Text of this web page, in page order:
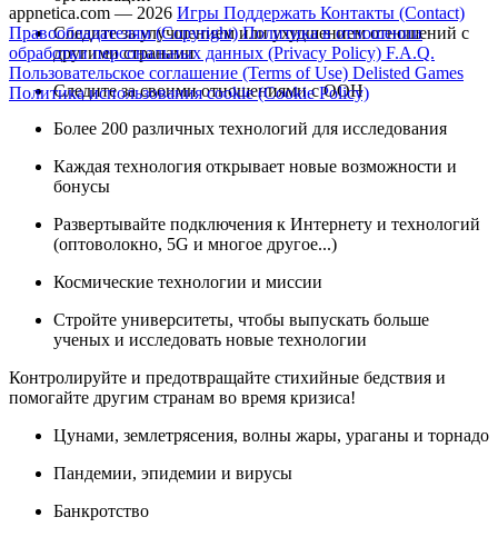
Следите за улучшением или ухудшением отношений с
другими странами
Следите за своими отношениями с ООН
Более 200 различных технологий для исследования
Каждая технология открывает новые возможности и
бонусы
Развертывайте подключения к Интернету и технологий
(оптоволокно, 5G и многое другое...)
Космические технологии и миссии
Стройте университеты, чтобы выпускать больше
ученых и исследовать новые технологии
Контролируйте и предотвращайте стихийные бедствия и
помогайте другим странам во время кризиса!
Цунами, землетрясения, волны жары, ураганы и торнадо
Пандемии, эпидемии и вирусы
Банкротство
appnetica.com — 2026 Игры Поддержать Контакты (Contact)
Правообладателям (Copyright) Политика в отношении
обработки персональных данных (Privacy Policy) F.A.Q.
Пользовательское соглашение (Terms of Use) Delisted Games
Политика использования cookie (Cookie Policy)